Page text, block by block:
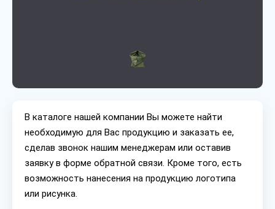
В каталоге нашей компании Вы можете найти
необходимую для Вас продукцию и заказать ее,
сделав звонок нашим менеджерам или оставив
заявку в форме обратной связи. Кроме того, есть
возможность нанесения на продукцию логотипа
или рисунка.